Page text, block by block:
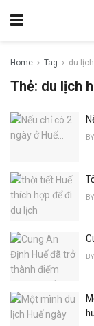
Home Tag du
Thẻ: du lịch
BY
BY
BY